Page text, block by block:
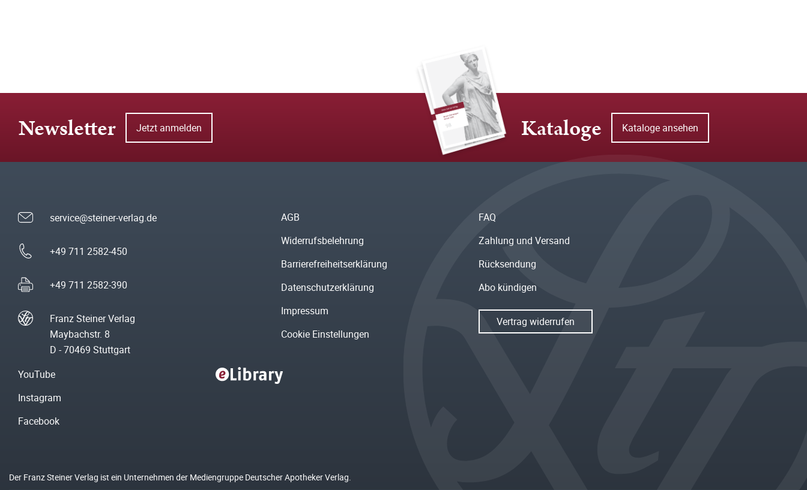
Newsletter Jetzt anmelden Kataloge Kataloge ansehen
service@steiner-verlag.de
+49 711 2582-450
+49 711 2582-390
Franz Steiner Verlag
Maybachstr. 8
D - 70469 Stuttgart
AGB
Widerrufsbelehrung
Barrierefreiheitserklärung
Datenschutzerklärung
Impressum
Cookie Einstellungen
FAQ
Zahlung und Versand
Rücksendung
Abo kündigen
Vertrag widerrufen
YouTube
Instagram
Facebook
Der Franz Steiner Verlag ist ein Unternehmen der Mediengruppe Deutscher Apotheker Verlag.